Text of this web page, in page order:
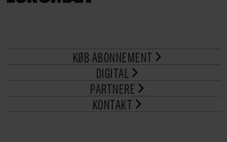
KØB ABONNEMENT
DIGITAL
PARTNERE
KONTAKT